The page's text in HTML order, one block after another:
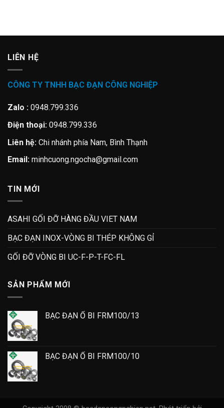
LIÊN HỆ
CÔNG TY TNHH BẠC ĐẠN CÔNG NGHIỆP
Zalo : 0948.799.336
Điện thoại: 0948.799.336
Liên hệ: Chi nhánh phía Nam, Bình Thạnh
Email: minhcuong.ngocha@gmail.com
TIN MỚI
ASAHI GỐI ĐỠ HÀNG ĐẦU VIET NAM
BẠC ĐẠN INOX-VÒNG BI THÉP KHÔNG GỈ
GỐI ĐỠ VÒNG BI UC-F-P-T-FC-FL
SẢN PHẨM MỚI
BẠC ĐẠN Ổ BI FRM100/13
BẠC ĐẠN Ổ BI FRM100/10